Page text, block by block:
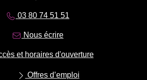
03 80 74 51 51
Nous écrire
et horaires d'ouverture
Offres d’emploi